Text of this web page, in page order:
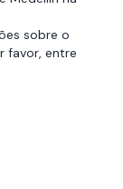
sobre o
favor, entre